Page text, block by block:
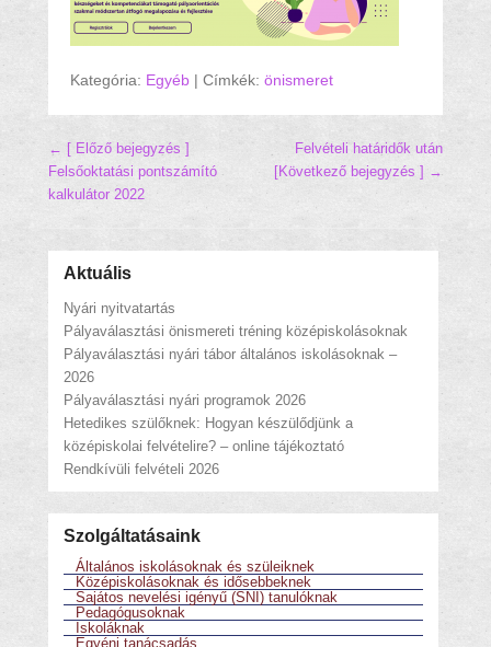
Kategória: Egyéb | Címkék: önismeret
Hozzászólás navigáció
← [ Előző bejegyzés ]
Felsőoktatási pontszámító
kalkulátor 2022
Felvételi határidők után
[Következő bejegyzés ] →
Aktuális
Nyári nyitvatartás
Pályaválasztási önismereti tréning középiskolásoknak
Pályaválasztási nyári tábor általános iskolásoknak –
2026
Pályaválasztási nyári programok 2026
Hetedikes szülőknek: Hogyan készülődjünk a
középiskolai felvételire? – online tájékoztató
Rendkívüli felvételi 2026
Szolgáltatásaink
Általános iskolásoknak és szüleiknek
Középiskolásoknak és idősebbeknek
Sajátos nevelési igényű (SNI) tanulóknak
Pedagógusoknak
Iskoláknak
Egyéni tanácsadás